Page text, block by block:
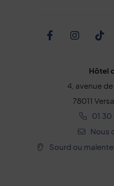
Facebook
Hôtel
4, avenue de
78011
01
Nous
Sourd ou